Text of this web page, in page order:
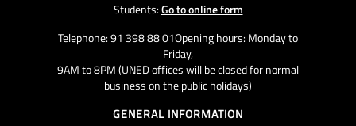
Students:Go to online form
Telephone: 91 398 88 01Opening hours: Monday to
Friday,
9AM to 8PM (UNED offices will be closed for normal
business on the public holidays)
GENERAL INFORMATION